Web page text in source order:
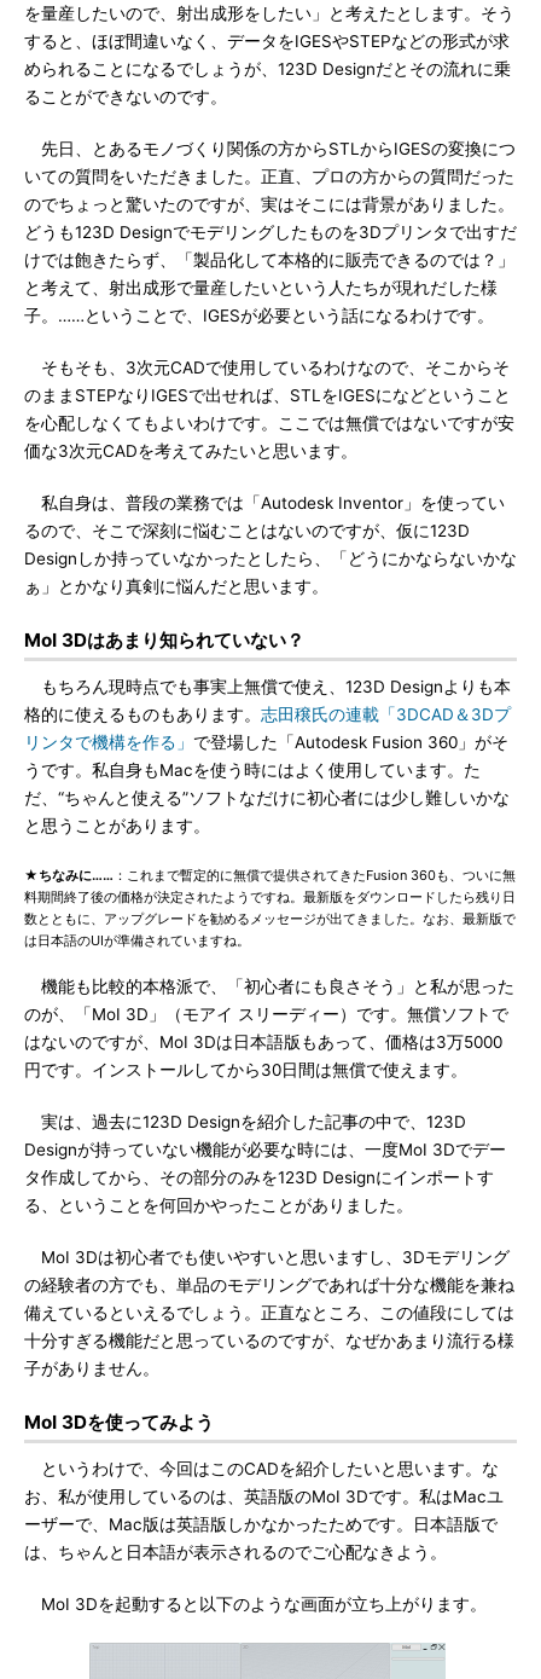
を量産したいので、射出成形をしたい」と考えたとします。そう
すると、ほぼ間違いなく、データをIGESやSTEPなどの形式が求
められることになるでしょうが、123D Designだとその流れに乗
ることができないのです。
先日、とあるモノづくり関係の方からSTLからIGESの変換につ
いての質問をいただきました。正直、プロの方からの質問だった
のでちょっと驚いたのですが、実はそこには背景がありました。
どうも123D Designでモデリングしたものを3Dプリンタで出すだ
けでは飽きたらず、「製品化して本格的に販売できるのでは？」
と考えて、射出成形で量産したいという人たちが現れだした様
子。……ということで、IGESが必要という話になるわけです。
そもそも、3次元CADで使用しているわけなので、そこからそ
のままSTEPなりIGESで出せれば、STLをIGESになどということ
を心配しなくてもよいわけです。ここでは無償ではないですが安
価な3次元CADを考えてみたいと思います。
私自身は、普段の業務では「Autodesk Inventor」を使ってい
るので、そこで深刻に悩むことはないのですが、仮に123D
Designしか持っていなかったとしたら、「どうにかならないかな
ぁ」とかなり真剣に悩んだと思います。
MoI 3Dはあまり知られていない？
もちろん現時点でも事実上無償で使え、123D Designよりも本
格的に使えるものもあります。 志田穣氏の連載「3DCAD＆3Dプ
リンタで機構を作る」 で登場した「Autodesk Fusion 360」がそ
うです。私自身もMacを使う時にはよく使用しています。た
だ、“ちゃんと使える”ソフトなだけに初心者には少し難しいかな
と思うことがあります。
★ちなみに…… ：これまで暫定的に無償で提供されてきたFusion 360も、ついに無
料期間終了後の価格が決定されたようですね。最新版をダウンロードしたら残り日
数とともに、アップグレードを勧めるメッセージが出てきました。なお、最新版で
は日本語のUIが準備されていますね。
機能も比較的本格派で、「初心者にも良さそう」と私が思った
のが、「MoI 3D」（モアイ スリーディー）です。無償ソフトで
はないのですが、MoI 3Dは日本語版もあって、価格は3万5000
円です。インストールしてから30日間は無償で使えます。
実は、過去に123D Designを紹介した記事の中で、123D
Designが持っていない機能が必要な時には、一度MoI 3Dでデー
タ作成してから、その部分のみを123D Designにインポートす
る、ということを何回かやったことがありました。
MoI 3Dは初心者でも使いやすいと思いますし、3Dモデリング
の経験者の方でも、単品のモデリングであれば十分な機能を兼ね
備えているといえるでしょう。正直なところ、この値段にしては
十分すぎる機能だと思っているのですが、なぜかあまり流行る様
子がありません。
MoI 3Dを使ってみよう
というわけで、今回はこのCADを紹介したいと思います。な
お、私が使用しているのは、英語版のMoI 3Dです。私はMacユ
ーザーで、Mac版は英語版しかなかったためです。日本語版で
は、ちゃんと日本語が表示されるのでご心配なきよう。
MoI 3Dを起動すると以下のような画面が立ち上がります。